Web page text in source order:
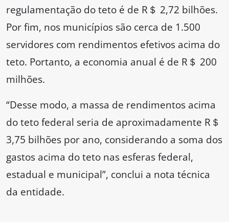
regulamentação do teto é de R＄ 2,72 bilhões.
Por fim, nos municípios são cerca de 1.500
servidores com rendimentos efetivos acima do
teto. Portanto, a economia anual é de R＄ 200
milhões.
“Desse modo, a massa de rendimentos acima
do teto federal seria de aproximadamente R＄
3,75 bilhões por ano, considerando a soma dos
gastos acima do teto nas esferas federal,
estadual e municipal”, conclui a nota técnica
da entidade.